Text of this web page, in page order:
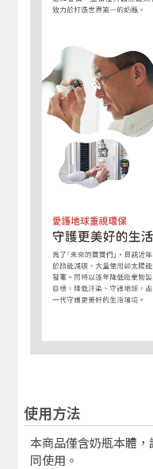
使用方法
本商品僅含奶瓶本體
同使用。